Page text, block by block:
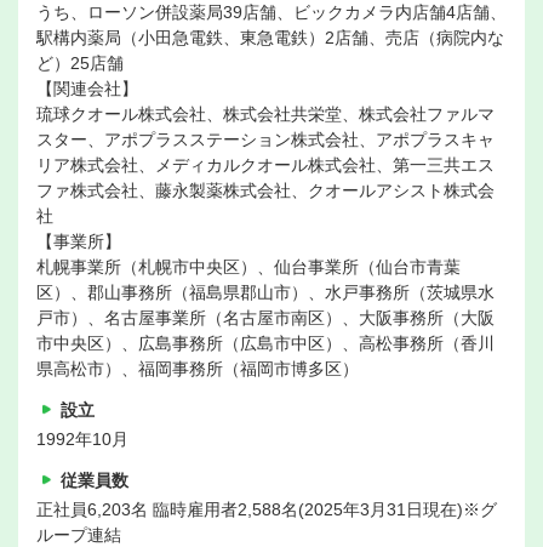
うち、ローソン併設薬局39店舗、ビックカメラ内店舗4店舗、
駅構内薬局（小田急電鉄、東急電鉄）2店舗、売店（病院内な
ど）25店舗
【関連会社】
琉球クオール株式会社、株式会社共栄堂、株式会社ファルマ
スター、アポプラスステーション株式会社、アポプラスキャ
リア株式会社、メディカルクオール株式会社、第一三共エス
ファ株式会社、藤永製薬株式会社、クオールアシスト株式会
社
【事業所】
札幌事業所（札幌市中央区）、仙台事業所（仙台市青葉
区）、郡山事務所（福島県郡山市）、水戸事務所（茨城県水
戸市）、名古屋事業所（名古屋市南区）、大阪事務所（大阪
市中央区）、広島事務所（広島市中区）、高松事務所（香川
県高松市）、福岡事務所（福岡市博多区）
設立
1992年10月
従業員数
正社員6,203名 臨時雇用者2,588名(2025年3月31日現在)※グ
ループ連結